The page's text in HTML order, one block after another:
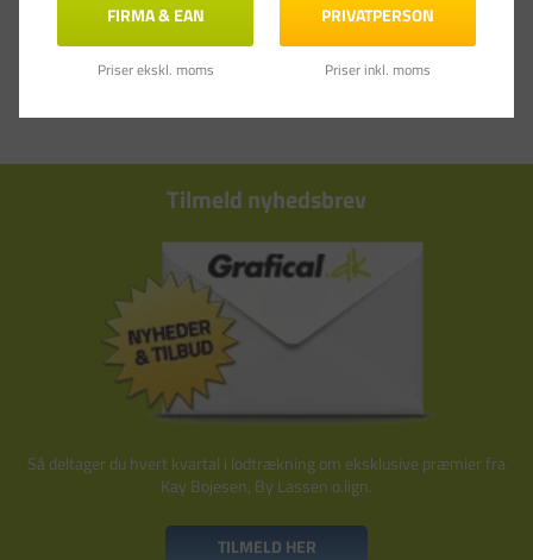
Tilmeld nyhedsbrev
Så deltager du hvert kvartal i lodtrækning om eksklusive præmier fra
Kay Bojesen, By Lassen o.lign.
TILMELD HER
FIRMA & EAN
Priser ekskl. moms
PRIVATPERSON
Priser inkl. moms